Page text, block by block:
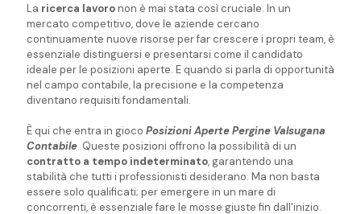
La ricerca lavoronon è mai stata così cruciale. In un
mercato competitivo, dove le aziende cercano
continuamente nuove risorse per far crescere i propri team, è
essenziale distinguersi e presentarsi come il candidato
ideale per le posizioni aperte. E quando si parla di opportunità
nel campo contabile, la precisione e la competenza
diventano requisiti fondamentali.
È qui che entra in gioco Posizioni Aperte Pergine Valsugana
Contabile. Queste posizioni offrono la possibilità di un
contratto a tempo indeterminato, garantendo una
stabilità che tutti i professionisti desiderano. Ma non basta
essere solo qualificati; per emergere in un mare di
concorrenti, è essenziale fare le mosse giuste fin dall'inizio.